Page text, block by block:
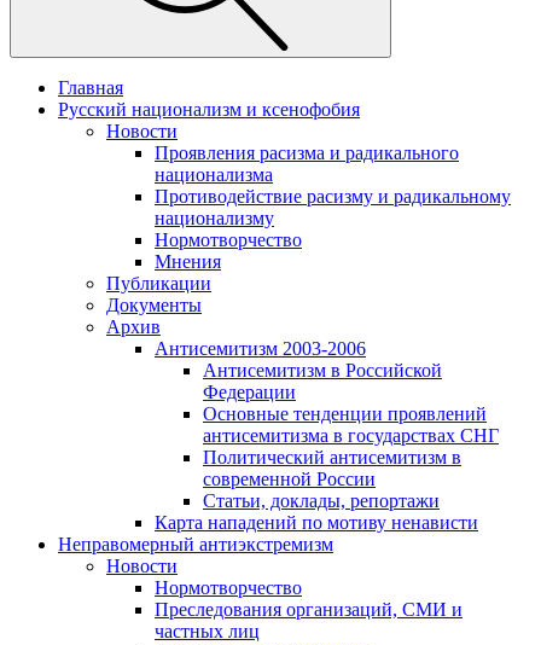
Главная
Русский национализм и ксенофобия
Новости
Проявления расизма и радикального
национализма
Противодействие расизму и радикальному
национализму
Нормотворчество
Мнения
Публикации
Документы
Архив
Антисемитизм 2003-2006
Антисемитизм в Российской
Федерации
Основные тенденции проявлений
антисемитизма в государствах СНГ
Политический антисемитизм в
современной России
Статьи, доклады, репортажи
Карта нападений по мотиву ненависти
Неправомерный антиэкстремизм
Новости
Нормотворчество
Преследования организаций, СМИ и
частных лиц